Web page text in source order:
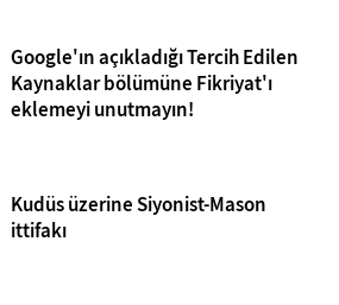
Google'ın açıkladığı Tercih Edilen
Kaynaklar bölümüne Fikriyat'ı
eklemeyi unutmayın!
Kudüs üzerine Siyonist-Mason
ittifakı